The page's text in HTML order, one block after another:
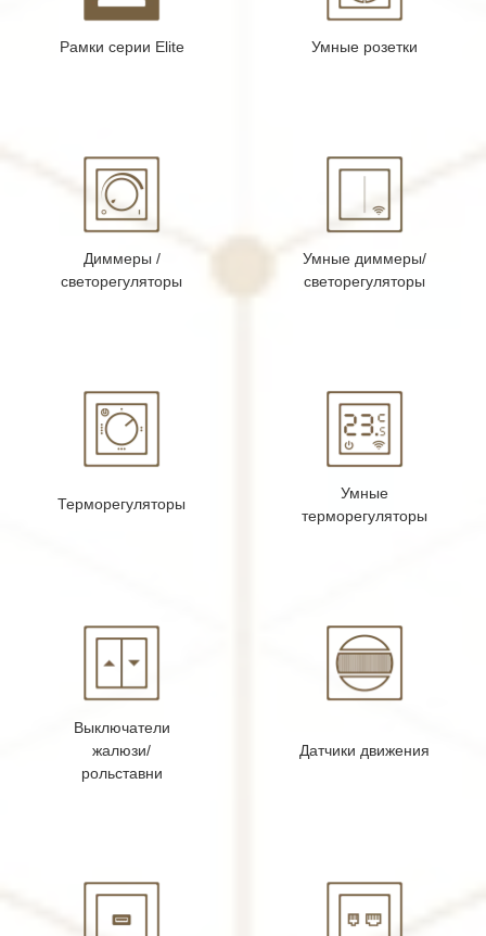
Рамки серии Elite Умные розетки
Диммеры /
светорегуляторы
Умные диммеры/
светорегуляторы
Терморегуляторы
Умные
терморегуляторы
Выключатели
жалюзи/
рольставни
Датчики движения